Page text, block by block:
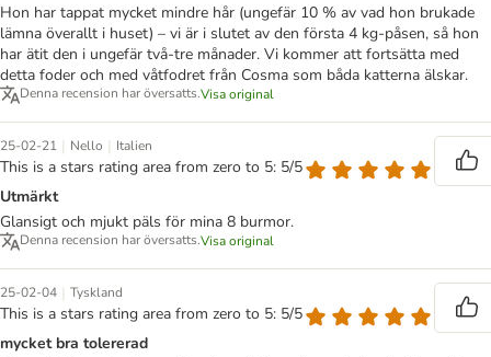
Hon har tappat mycket mindre hår (ungefär 10 % av vad hon brukade
lämna överallt i huset) – vi är i slutet av den första 4 kg-påsen, så hon
har ätit den i ungefär två-tre månader. Vi kommer att fortsätta med
detta foder och med våtfodret från Cosma som båda katterna älskar.
Denna recension har översatts.Visa original
25-02-21 | Nello | Italien
This is a stars rating area from zero to 5: 5/5
Utmärkt
Glansigt och mjukt päls för mina 8 burmor.
Denna recension har översatts.Visa original
25-02-04 | Tyskland
This is a stars rating area from zero to 5: 5/5
mycket bra tolererad